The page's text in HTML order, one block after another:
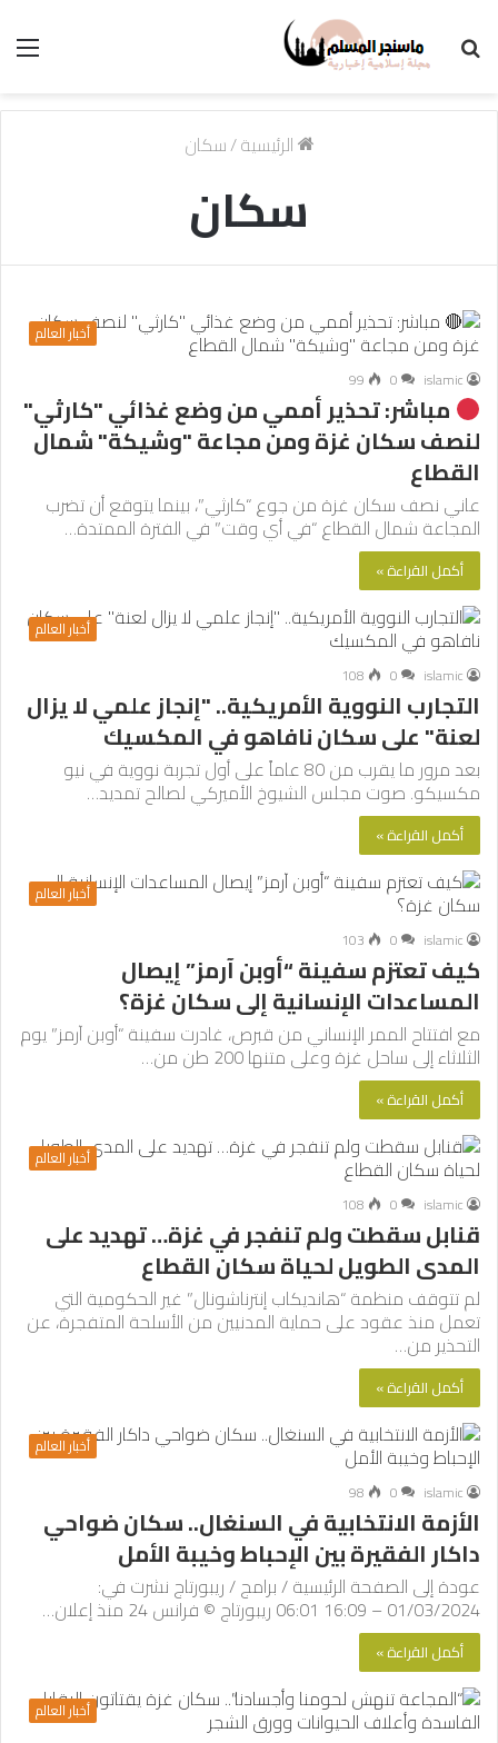
الرئيسية/سكان
سكان
أخبار العالم
islamic
0
99
مباشر: تحذير أممي من وضع غذائي "كارثي"
لنصف سكان غزة ومن مجاعة "وشيكة" شمال
القطاع
عاني نصف سكان غزة من جوع “كارثي”، بينما يتوقع أن تضرب
المجاعة شمال القطاع “في أي وقت” في الفترة الممتدة…
أكمل القراءة »
أخبار العالم
islamic
0
108
التجارب النووية الأمريكية.. "إنجاز علمي لا يزال
لعنة" على سكان نافاهو في المكسيك
بعد مرور ما يقرب من 80 عاماً على أول تجربة نووية في نيو
مكسيكو. صوت مجلس الشيوخ الأميركي لصالح تمديد…
أكمل القراءة »
أخبار العالم
islamic
0
103
كيف تعتزم سفينة “أوبن آرمز” إيصال
المساعدات الإنسانية إلى سكان غزة؟
مع افتتاح الممر الإنساني من قبرص، غادرت سفينة “أوبن آرمز” يوم
الثلاثاء إلى ساحل غزة وعلى متنها 200 طن من…
أكمل القراءة »
أخبار العالم
islamic
0
108
قنابل سقطت ولم تنفجر في غزة… تهديد على
المدى الطويل لحياة سكان القطاع
لم تتوقف منظمة “هانديكاب إنترناشونال” غير الحكومية التي
تعمل منذ عقود على حماية المدنيين من الأسلحة المتفجرة، عن
التحذير من…
أكمل القراءة »
أخبار العالم
islamic
0
98
الأزمة الانتخابية في السنغال.. سكان ضواحي
داكار الفقيرة بين الإحباط وخيبة الأمل
عودة إلى الصفحة الرئيسية / برامج / ريبورتاج نشرت في:
01/03/2024 – 16:09 06:01 ريبورتاج © فرانس 24 منذ إعلان…
أكمل القراءة »
أخبار العالم